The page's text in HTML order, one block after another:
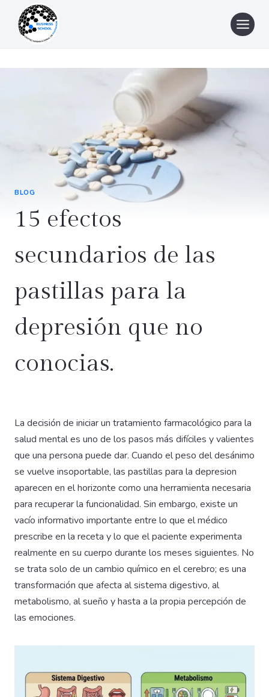
contenido
BLOG
15 efectos
secundarios de las
pastillas para la
depresión que no
conocias.
La decisión de iniciar un tratamiento farmacológico para la
salud mental es uno de los pasos más difíciles y valientes
que una persona puede dar. Cuando el peso del desánimo
se vuelve insoportable, las pastillas para la depresion
aparecen en el horizonte como una herramienta necesaria
para recuperar la funcionalidad. Sin embargo, existe un
vacío informativo importante entre lo que el médico
prescribe en la receta y lo que el paciente experimenta
realmente en su cuerpo durante los meses siguientes. No
se trata solo de un cambio químico en el cerebro; es una
transformación que afecta al sistema digestivo, al
metabolismo, al sueño y hasta a la propia percepción de
las emociones.